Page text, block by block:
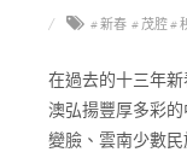
# 新春 # 茂腔#
在過去的十三年
澳弘揚豐厚多彩
變臉、雲南少數